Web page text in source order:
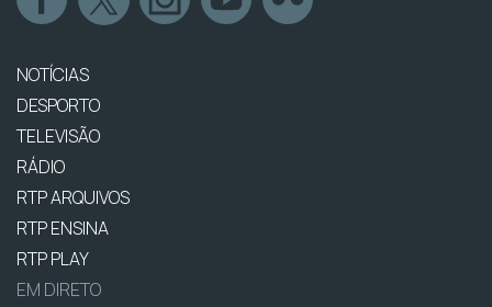
NOTÍCIAS
DESPORTO
TELEVISÃO
RÁDIO
RTP ARQUIVOS
RTP ENSINA
RTP PLAY
EM DIRETO